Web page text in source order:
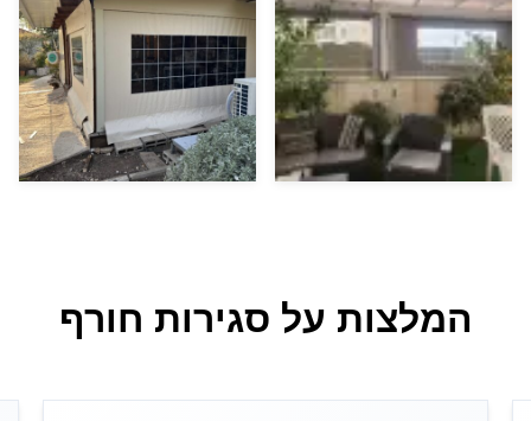
המלצות על סגירות חורף